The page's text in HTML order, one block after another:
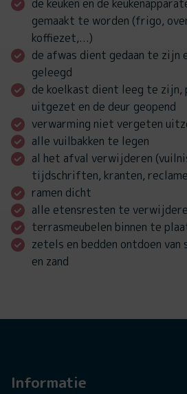
de keuken en de
gemaakt te worden (frigo,
koffiezet,...)
de afwas dient gedaan te zijn
geleegd
de koelkast dient leeg te zijn,
uitgezet en de deur geopend
verwarming niet vergeten
alle vuilbakken te legen
al het afval verwijderen
tijdschriften, kranten,
ramen dicht
alle etensresten te
terrasmeubelen binnen te
zetels en bedden ontdoen
en zand
Informatie